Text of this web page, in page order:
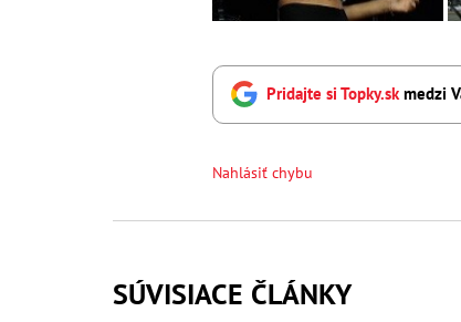
Pridajte si Topky.skmedzi
Nahlásiť chybu
SÚVISIACE ČLÁNKY